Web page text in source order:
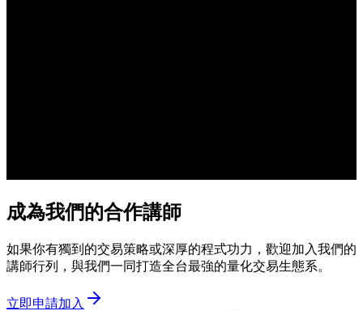
成為我們的合作講師
如果你有獨到的交易策略或深厚的程式功力，歡迎加入我們的
講師行列，與我們一同打造全台最強的量化交易生態系。
立即申請加入